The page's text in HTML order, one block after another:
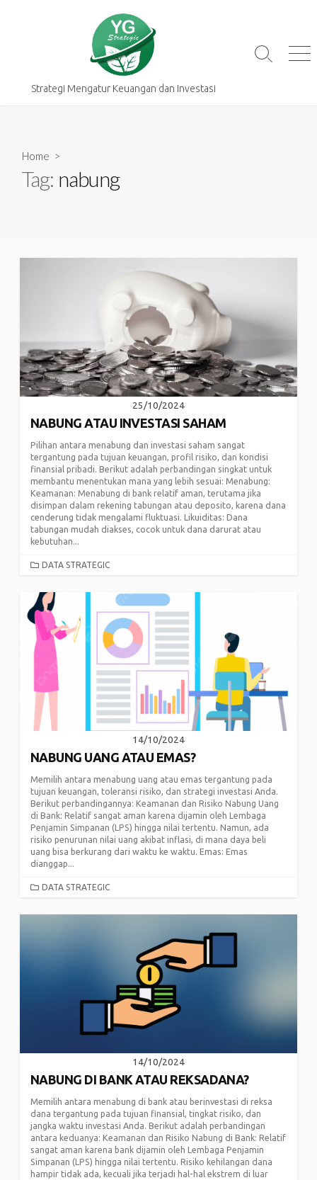
Strategi Mengatur Keuangan dan Investasi
Search
Home >
Tag: nabung
25/10/2024
NABUNG ATAU INVESTASI SAHAM
Pilihan antara menabung dan investasi saham sangat
tergantung pada tujuan keuangan, profil risiko, dan kondisi
finansial pribadi. Berikut adalah perbandingan singkat untuk
membantu menentukan mana yang lebih sesuai: Menabung:
Keamanan: Menabung di bank relatif aman, terutama jika
disimpan dalam rekening tabungan atau deposito, karena dana
cenderung tidak mengalami fluktuasi. Likuiditas: Dana
tabungan mudah diakses, cocok untuk dana darurat atau
kebutuhan...
CATEGORIES
DATA STRATEGIC
14/10/2024
NABUNG UANG ATAU EMAS?
Memilih antara menabung uang atau emas tergantung pada
tujuan keuangan, toleransi risiko, dan strategi investasi Anda.
Berikut perbandingannya: Keamanan dan Risiko Nabung Uang
di Bank: Relatif sangat aman karena dijamin oleh Lembaga
Penjamin Simpanan (LPS) hingga nilai tertentu. Namun, ada
risiko penurunan nilai uang akibat inflasi, di mana daya beli
uang bisa berkurang dari waktu ke waktu. Emas: Emas
dianggap...
CATEGORIES
DATA STRATEGIC
14/10/2024
NABUNG DI BANK ATAU REKSADANA?
Memilih antara menabung di bank atau berinvestasi di reksa
dana tergantung pada tujuan finansial, tingkat risiko, dan
jangka waktu investasi Anda. Berikut adalah perbandingan
antara keduanya: Keamanan dan Risiko Nabung di Bank: Relatif
sangat aman karena bank dijamin oleh Lembaga Penjamin
Simpanan (LPS) hingga nilai tertentu. Risiko kehilangan dana
hampir tidak ada, kecuali jika terjadi hal-hal ekstrem di luar